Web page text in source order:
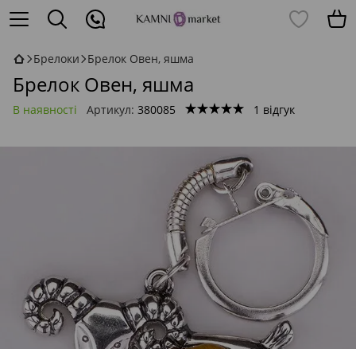
Брелоки Брелок Овен, яшма
Брелок Овен, яшма
В наявності Артикул: 380085 1 відгук